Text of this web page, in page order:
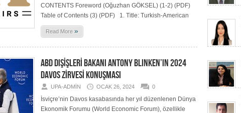
CONTENTS Foreword (Oğuzhan GÖKSEL) (1-2) (PDF)
Table of Contents (3) (PDF) 1. Title: Turkish-American
Read More »
ABD DIŞİŞLERİ BAKANI ANTONY BLINKEN’IN 2024
DAVOS ZİRVESİ KONUŞMASI
UPA-ADMIN OCAK 26, 2024 0
İsviçre’nin Davos kasabasında her yıl düzenlenen Dünya
Ekonomik Forumu (World Economic Forum), özellikle